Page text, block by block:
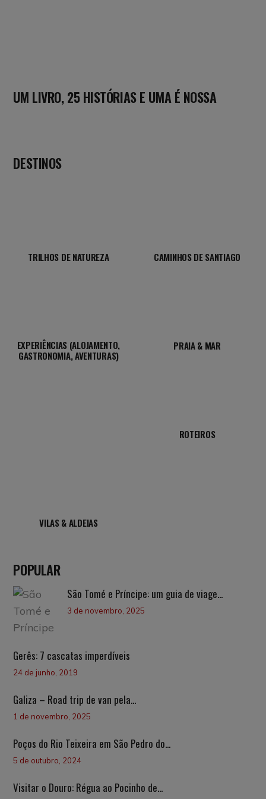
UM LIVRO, 25 HISTÓRIAS E UMA É NOSSA
DESTINOS
TRILHOS DE NATUREZA CAMINHOS DE SANTIAGO
EXPERIÊNCIAS (ALOJAMENTO,
GASTRONOMIA, AVENTURAS)
PRAIA & MAR
ROTEIROS
VILAS & ALDEIAS
POPULAR
São Tomé e Príncipe: um guia de viage...
3 de novembro, 2025
Gerês: 7 cascatas imperdíveis
24 de junho, 2019
Galiza – Road trip de van pela...
1 de novembro, 2025
Poços do Rio Teixeira em São Pedro do...
5 de outubro, 2024
Visitar o Douro: Régua ao Pocinho de...